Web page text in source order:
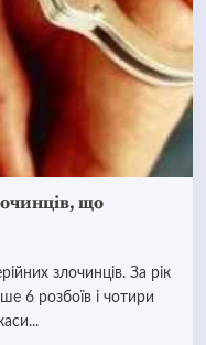
що
злочинців. За рік
6 розбоїв і чотири